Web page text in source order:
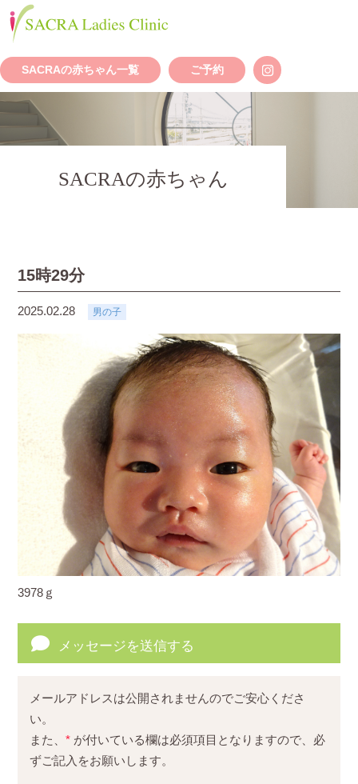
SACRAの赤ちゃん一覧 ご予約
SACRAの赤ちゃん
15時29分
2025.02.28 男の子
3978ｇ
メッセージを送信する
メールアドレスは公開されませんのでご安心くださ
い。
また、* が付いている欄は必須項目となりますので、必
ずご記入をお願いします。